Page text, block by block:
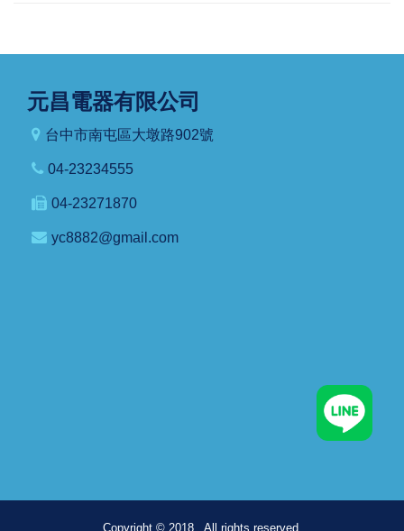
元昌電器有限公司
台中市南屯區大墩路902號
04-23234555
04-23271870
yc8882@gmail.com
Copyright © 2018 . All rights reserved.